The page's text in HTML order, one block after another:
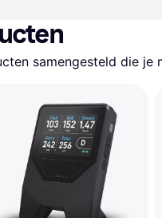
samengesteld die je